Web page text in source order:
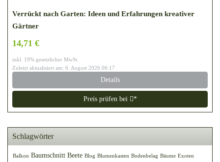
Verrückt nach Garten: Ideen und Erfahrungen kreativer
Gärtner
14,71 €
inkl. 19% gesetzlicher MwSt.
Zuletzt aktualisiert am: 6. August 2026 06:17
Details
Preis prüfen bei *
Schlagwörter
Balkon Baumschnitt Beete Blog Blumenkasten Bodenbelag Bäume Exoten